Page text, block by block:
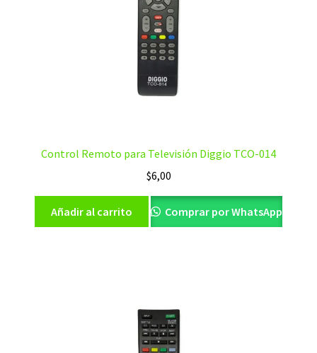
Control Remoto para Televisión Diggio TCO-014
$6,00
Añadir al carrito Comprar por WhatsApp